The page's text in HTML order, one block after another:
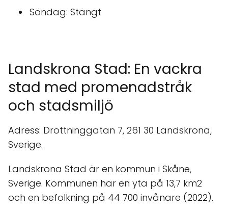
Söndag: Stängt
Landskrona Stad: En vackra
stad med promenadstråk
och stadsmiljö
Adress: Drottninggatan 7, 261 30 Landskrona,
Sverige.
Landskrona Stad är en kommun i Skåne,
Sverige. Kommunen har en yta på 13,7 km2
och en befolkning på 44 700 invånare (2022).